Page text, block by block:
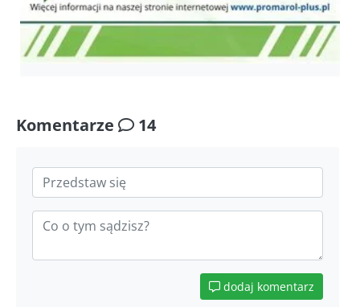
Komentarze 14
dodaj komentarz